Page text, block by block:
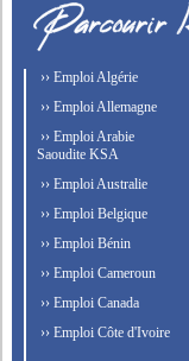
›› Emploi Algérie
›› Emploi Allemagne
›› Emploi Arabie
Saoudite KSA
›› Emploi Australie
›› Emploi Belgique
›› Emploi Bénin
›› Emploi Cameroun
›› Emploi Canada
›› Emploi Côte d'Ivoire